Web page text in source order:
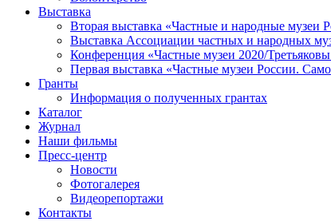
Выставка
Вторая выставка «Частные и народные музеи
Выставка Ассоциации частных и народных
Конференция «Частные музеи 2020/
Первая выставка «Частные музеи России.
Гранты
Информация о полученных грантах
Каталог
Журнал
Наши фильмы
Пресс-центр
Новости
Фотогалерея
Видеорепортажи
Контакты